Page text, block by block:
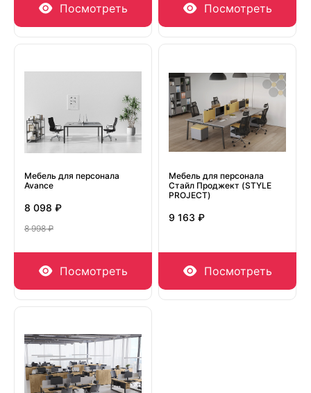
Посмотреть Посмотреть
Мебель для персонала
Avance
8 098 ₽
8 998 ₽
Посмотреть
Мебель для персонала
Стайл Проджект (STYLE
PROJECT)
9 163 ₽
Посмотреть